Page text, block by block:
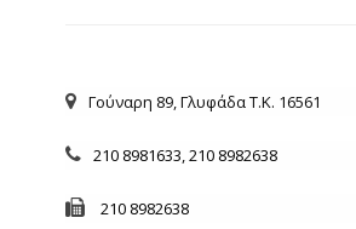
Γούναρη 89, Γλυφάδα Τ.Κ. 16561
210 8981633,210 8982638
210 8982638